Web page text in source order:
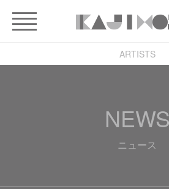
ARTISTS
NEWS
ニュース